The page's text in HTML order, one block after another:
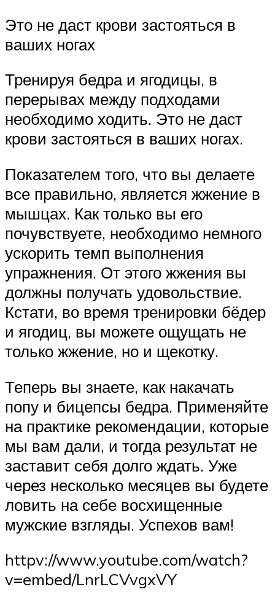
Это не даст крови застояться в
ваших ногах
Тренируя бедра и ягодицы, в
перерывах между подходами
необходимо ходить. Это не даст
крови застояться в ваших ногах.
Показателем того, что вы делаете
все правильно, является жжение в
мышцах. Как только вы его
почувствуете, необходимо немного
ускорить темп выполнения
упражнения. От этого жжения вы
должны получать удовольствие.
Кстати, во время тренировки бёдер
и ягодиц, вы можете ощущать не
только жжение, но и щекотку.
Теперь вы знаете, как накачать
попу и бицепсы бедра. Применяйте
на практике рекомендации, которые
мы вам дали, и тогда результат не
заставит себя долго ждать. Уже
через несколько месяцев вы будете
ловить на себе восхищенные
мужские взгляды. Успехов вам!
httpv://www.youtube.com/watch?
v=embed/LnrLCVvgxVY